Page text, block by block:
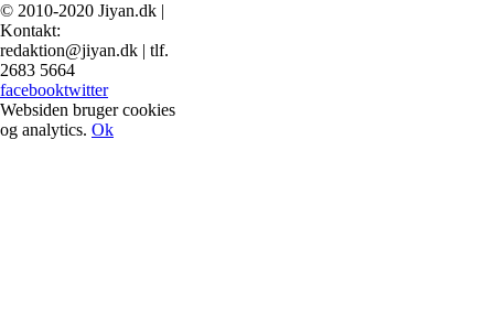
© 2010-2020 Jiyan.dk |
Kontakt:
redaktion@jiyan.dk | tlf.
2683 5664
facebooktwitter
Websiden bruger cookies
og analytics. Ok